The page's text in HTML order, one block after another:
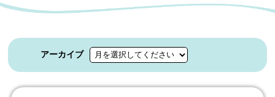
アーカイブ